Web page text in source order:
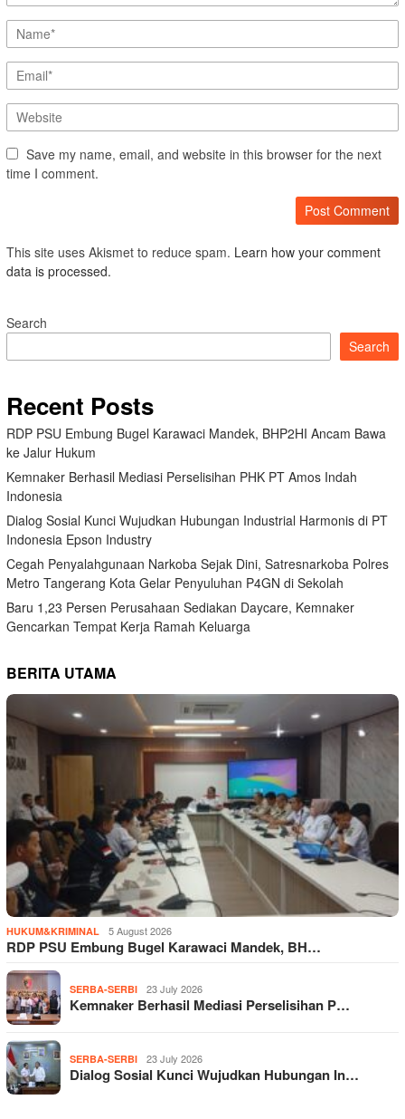
Save my name, email, and website in this browser for the next
time I comment.
This site uses Akismet to reduce spam. Learn how your comment
data is processed.
Search
Search
Recent Posts
RDP PSU Embung Bugel Karawaci Mandek, BHP2HI Ancam Bawa
ke Jalur Hukum
Kemnaker Berhasil Mediasi Perselisihan PHK PT Amos Indah
Indonesia
Dialog Sosial Kunci Wujudkan Hubungan Industrial Harmonis di PT
Indonesia Epson Industry
Cegah Penyalahgunaan Narkoba Sejak Dini, Satresnarkoba Polres
Metro Tangerang Kota Gelar Penyuluhan P4GN di Sekolah
Baru 1,23 Persen Perusahaan Sediakan Daycare, Kemnaker
Gencarkan Tempat Kerja Ramah Keluarga
BERITA UTAMA
HUKUM&KRIMINAL 5 August 2026
RDP PSU Embung Bugel Karawaci Mandek, BH…
SERBA-SERBI 23 July 2026
Kemnaker Berhasil Mediasi Perselisihan P…
SERBA-SERBI 23 July 2026
Dialog Sosial Kunci Wujudkan Hubungan In…